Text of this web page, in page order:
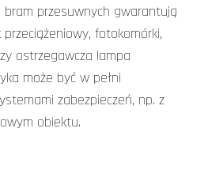
bram przesuwnych gwarantują
fotokomórki,
ostrzegawcza lampa
może być w pełni
zabezpieczeń, np. z
obiektu.